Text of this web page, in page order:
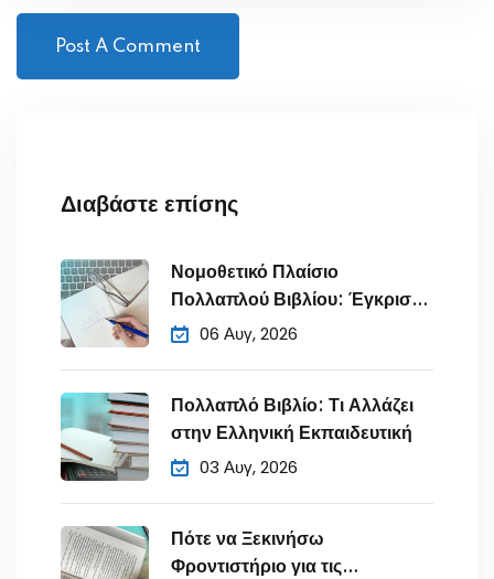
Διαβάστε επίσης
Νομοθετικό Πλαίσιο
Πολλαπλού Βιβλίου: Έγκριση
& Προδιαγραφές
06 Αυγ, 2026
Πολλαπλό Βιβλίο: Τι Αλλάζει
στην Ελληνική Εκπαιδευτική
03 Αυγ, 2026
Πότε να Ξεκινήσω
Φροντιστήριο για τις